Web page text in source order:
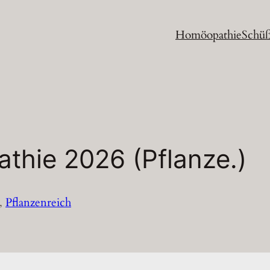
Homöopathie
2026 (Pflanze.)
, Pflanzenreich